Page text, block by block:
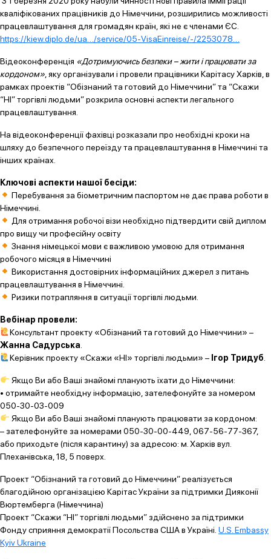
кваліфікованих працівників до Німеччини, розширились можливості
працевлаштування для громадян країн, які не є членами ЄС.
https://kiew.diplo.de/ua…/service/05-VisaEinreise/-/2253078…
Відеоконференція «Дотримуючись безпеки – жити і працювати за
кордоном» , яку організували і провели працівники Карітасу Харків, в
рамках проектів “Обізнаний та готовий до Німеччини” та “Скажи
“НІ” торгівлі людьми” розкрила основні аспекти легального
працевлаштування.
На відеоконференції фахівці розказали про необхідні кроки на
шляху до безпечного переїзду та працевлаштування в Німеччині та
інших країнах.
Ключові аспекти нашої бесіди:
Перебування за біометричним паспортом не дає права роботи в
Німеччині.
Для отримання робочої візи необхідно підтвердити свій диплом
про вищу чи професійну освіту
Знання німецької мови є важливою умовою для отримання
робочого місяця в Німеччині
Використання достовірних інформаційних джерел з питань
працевлаштування в Німеччині.
Ризики потрапляння в ситуації торгівлі людьми.
Вебінар провели:
Консультант проекту «Обізнаний та готовий до Німеччини» –
Жанна Садурська
Керівник проекту «Скажи «НІ» торгівлі людьми» – Ігор Тридуб
Якщо Ви або Ваші знайомі планують їхати до Німеччини:
• отримайте необхідну інформацію, зателефонуйте за номером
050-30-03-009
Якщо Ви або Ваші знайомі планують працювати за кордоном:
– зателефонуйте за номерами 050-30-00-449, 067-56-77-367,
або приходьте (після карантину) за адресою: м. Харків вул.
Плеханівська, 18, 5 поверх.
Проект “Обізнаний та готовий до Німеччини” реалізується
благодійною організацією Карітас України за підтримки Дияконії
Вюртемберга (Німеччина)
Проект “Скажи “НІ” торгівлі людьми” здійснено за підтримки
Фонду сприяння демократії Посольства США в Україні. U.S. Embassy
Kyiv Ukraine